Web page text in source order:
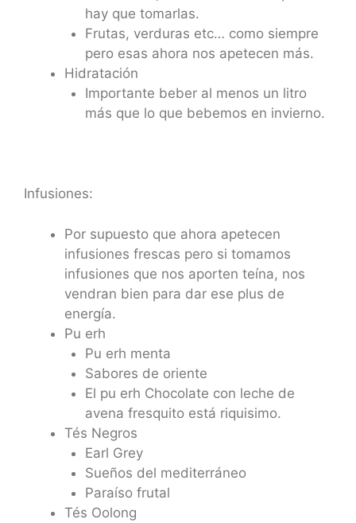
hay que tomarlas.
Frutas, verduras etc… como siempre
pero esas ahora nos apetecen más.
Hidratación
Importante beber al menos un litro
más que lo que bebemos en invierno.
Infusiones:
Por supuesto que ahora apetecen
infusiones frescas pero si tomamos
infusiones que nos aporten teína, nos
vendran bien para dar ese plus de
energía.
Pu erh
Pu erh menta
Sabores de oriente
El pu erh Chocolate con leche de
avena fresquito está riquisimo.
Tés Negros
Earl Grey
Sueños del mediterráneo
Paraíso frutal
Tés Oolong